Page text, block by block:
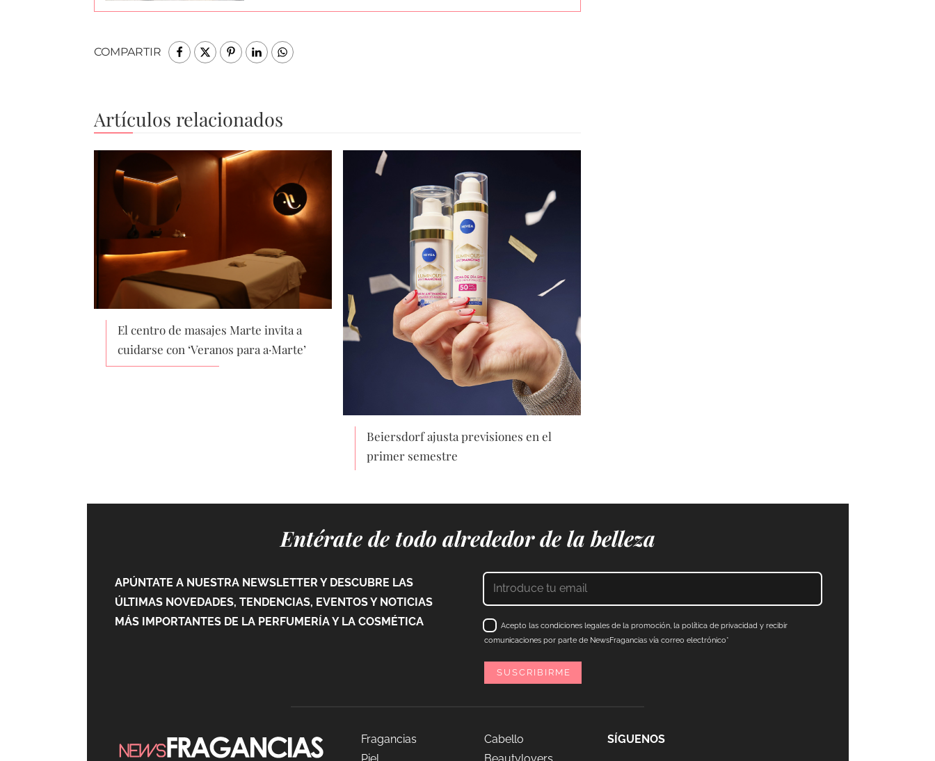
COMPARTIR
Artículos relacionados
El centro de masajes Marte invita a
cuidarse con ‘Veranos para a·Marte’
Beiersdorf ajusta previsiones en el
primer semestre
Entérate de todo alrededor de la belleza
APÚNTATE A NUESTRA NEWSLETTER Y DESCUBRE LAS
ÚLTIMAS NOVEDADES, TENDENCIAS, EVENTOS Y NOTICIAS
MÁS IMPORTANTES DE LA PERFUMERÍA Y LA COSMÉTICA
Acepto las condiciones legales de la promoción, la política de privacidad y recibir
comunicaciones por parte de NewsFragancias vía correo electrónico*
Fragancias
Cabello
SÍGUENOS